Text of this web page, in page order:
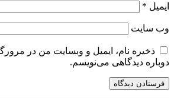
ایمیل *
وب‌ سایت
ذخیره نام، ایمیل و وبسایت من در
دوباره دیدگاهی می‌نویسم.